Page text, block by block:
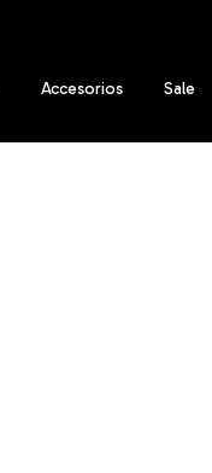
Accesorios Sale